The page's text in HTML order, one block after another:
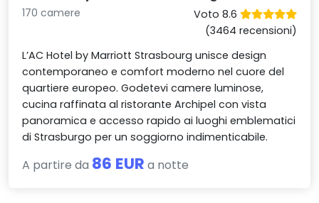
170 camere
Voto 8.6
(3464 recensioni)
L’AC Hotel by Marriott Strasbourg unisce design
contemporaneo e comfort moderno nel cuore del
quartiere europeo. Godetevi camere luminose,
cucina raffinata al ristorante Archipel con vista
panoramica e accesso rapido ai luoghi emblematici
di Strasburgo per un soggiorno indimenticabile.
A partire da 86 EUR a notte